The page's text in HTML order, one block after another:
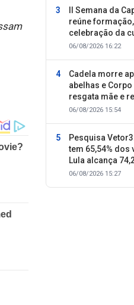
II Semana da
reúne
celebração da
brasileira
06/08/2026 16:22
Cadela morre
abelhas e
resgata mãe e
Oeiras
06/08/2026 15:54
Pesquisa
tem 65,54%
Lula alcança
06/08/2026 15:27